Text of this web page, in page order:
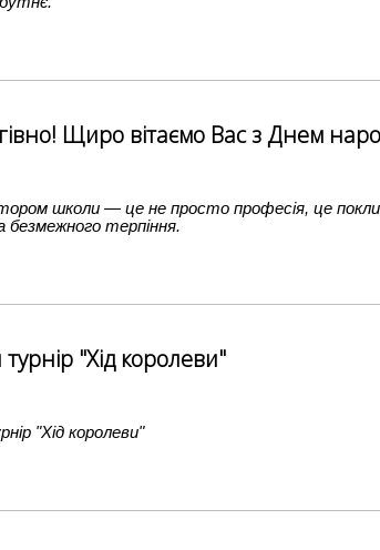
Щиро вітаємо Вас з Днем
школи — це не просто професія, це
безмежного терпіння.
"Хід королеви"
"Хід королеви"